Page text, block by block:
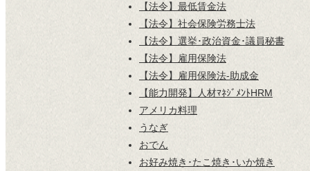
【法令】最低賃金法
【法令】社会保険労務士法
【法令】選挙･政治資金･議員秘書
【法令】雇用保険法
【法令】雇用保険法-助成金
【能力開発】人材ﾏﾈｼﾞﾒﾝﾄHRM
アメリカ料理
うなぎ
おでん
お好み焼き･たこ焼き･いか焼き